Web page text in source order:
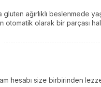
ağırlıklı beslenmede
otomatik olarak bir parçası
hesabı size birbirinden